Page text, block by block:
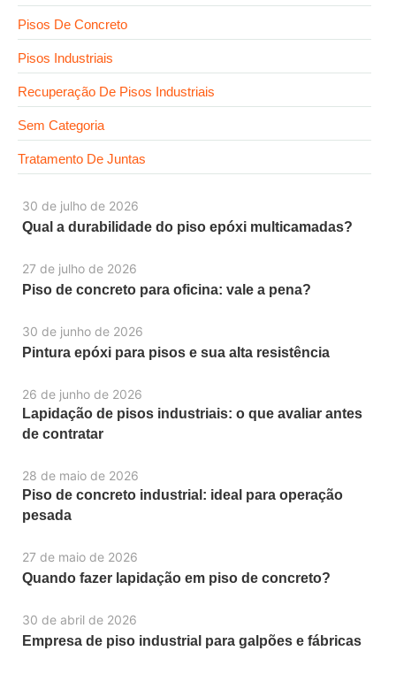
30 de julho de 2026
Qual a durabilidade do piso epóxi multicamadas?
27 de julho de 2026
Piso de concreto para oficina: vale a pena?
30 de junho de 2026
Pintura epóxi para pisos e sua alta resistência
26 de junho de 2026
Lapidação de pisos industriais: o que avaliar antes
de contratar
28 de maio de 2026
Piso de concreto industrial: ideal para operação
pesada
27 de maio de 2026
Quando fazer lapidação em piso de concreto?
30 de abril de 2026
Empresa de piso industrial para galpões e fábricas
Pisos De Concreto
Pisos Industriais
Recuperação De Pisos Industriais
Sem Categoria
Tratamento De Juntas